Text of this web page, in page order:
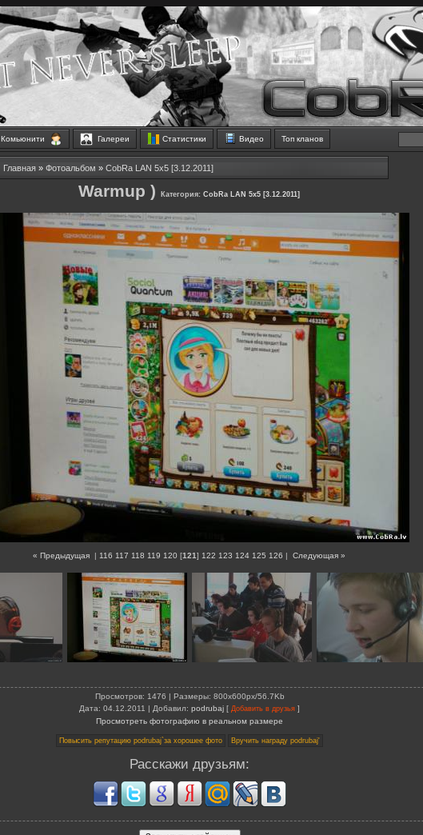
Комьюнити Галереи Статистики Видео Топ кланов
Главная» Фотоальбом » CobRa LAN 5x5 [3.12.2011]
Warmup ) Категория: CobRa LAN 5x5 [3.12.2011]
« Предыдущая | 116 117 118 119 120 [121] 122 123 124 125 126 | Следующая »
Просмотров: 1476 | Размеры: 800x600px/56.7Kb
Дата: 04.12.2011 | Добавил: podrubaj [ Добавить в друзья ]
Просмотреть фотографию в реальном размере
Расскажи друзьям: